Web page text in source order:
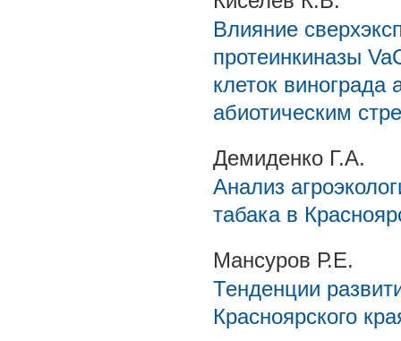
Влияние
протеинкиназы
клеток винограда
абиотическим
Демиденко Г.А.
Анализ
табака в
Мансуров Р.Е.
Тенденции
Красноярского